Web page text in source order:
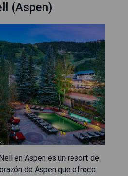
(Aspen)
en Aspen es un resort de
de Aspen que ofrece